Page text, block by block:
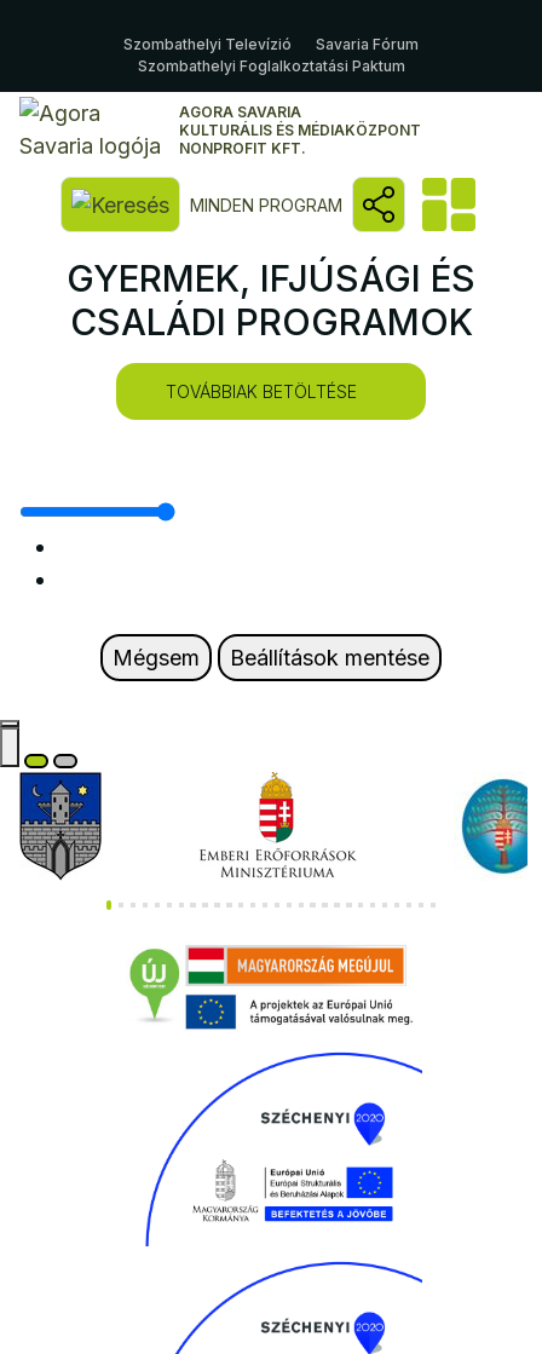
Szombathelyi Televízió
Savaria Fórum
Szombathelyi Foglalkoztatási Paktum
AGORA SAVARIA
KULTURÁLIS ÉS MÉDIAKÖZPONT
NONPROFIT KFT.
Kereső megnyitása
MINDEN PROGRAM
GYERMEK, IFJÚSÁGI ÉS
CSALÁDI PROGRAMOK
TOVÁBBIAK BETÖLTÉSE
Mégsem Beállítások mentése